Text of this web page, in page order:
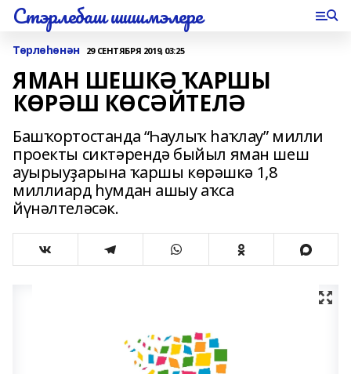
Стэрлебаш шишмэлере
Төрлөһөнән 29 СЕНТЯБРЯ 2019, 03:25
ЯМАН ШЕШКӘ ҠАРШЫ
КӨРӘШ КӨСӘЙТЕЛӘ
Башҡортостанда “Һаулыҡ һаҡлау” милли
проекты сиктәрендә быйыл яман шеш
ауырыуҙарына ҡаршы көрәшкә 1,8
миллиард һумдан ашыу аҡса
йүнәлтеләсәк.